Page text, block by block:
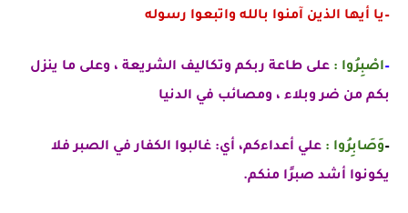
–يا أيها الذين آمنوا بالله واتبعوا رسوله
–اصْبِرُوا : على طاعة ربكم وتكاليف الشريعة ، وعلى ما ينزل
بكم من ضر وبلاء ، ومصائب في الدنيا
–وَصَابِرُوا : علي أعداءكم، أي: غالبوا الكفار في الصبر فلا
يكونوا أشد صبرًا منكم.